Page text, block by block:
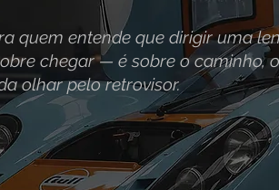
quem entende que dirigir uma
chegar — é sobre o caminho,
olhar pelo retrovisor.